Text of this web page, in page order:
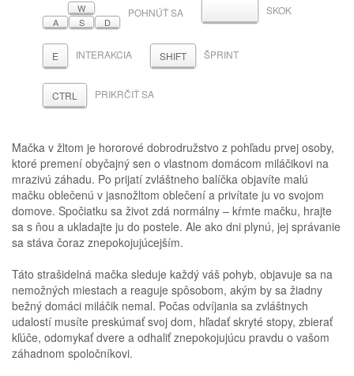
W
A
S D
POHNÚŤ SA MEDZERNÍK
SKOK
E INTERAKCIA SHIFT ŠPRINT
CTRL PRIKRČIŤ SA
Mačka v žltom je hororové dobrodružstvo z pohľadu prvej osoby,
ktoré premení obyčajný sen o vlastnom domácom miláčikovi na
mrazivú záhadu. Po prijatí zvláštneho balíčka objavíte malú
mačku oblečenú v jasnožltom oblečení a privítate ju vo svojom
domove. Spočiatku sa život zdá normálny – kŕmte mačku, hrajte
sa s ňou a ukladajte ju do postele. Ale ako dni plynú, jej správanie
sa stáva čoraz znepokojujúcejším.
Táto strašidelná mačka sleduje každý váš pohyb, objavuje sa na
nemožných miestach a reaguje spôsobom, akým by sa žiadny
bežný domáci miláčik nemal. Počas odvíjania sa zvláštnych
udalostí musíte preskúmať svoj dom, hľadať skryté stopy, zbierať
kľúče, odomykať dvere a odhaliť znepokojujúcu pravdu o vašom
záhadnom spoločníkovi.